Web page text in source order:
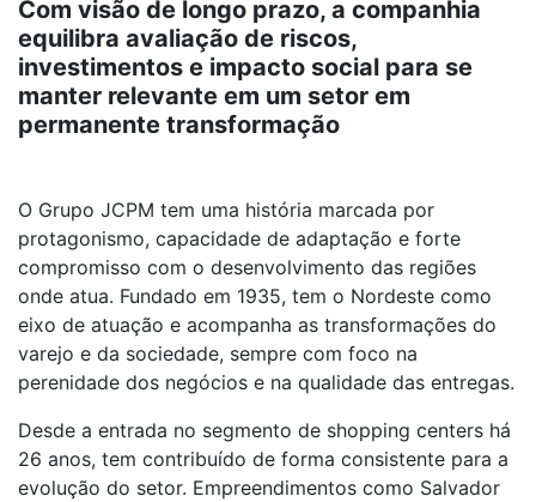
Com visão de longo prazo, a companhia
equilibra avaliação de riscos,
investimentos e impacto social para se
manter relevante em um setor em
permanente transformação
O Grupo JCPM tem uma história marcada por
protagonismo, capacidade de adaptação e forte
compromisso com o desenvolvimento das regiões
onde atua. Fundado em 1935, tem o Nordeste como
eixo de atuação e acompanha as transformações do
varejo e da sociedade, sempre com foco na
perenidade dos negócios e na qualidade das entregas.
Desde a entrada no segmento de shopping centers há
26 anos, tem contribuído de forma consistente para a
evolução do setor. Empreendimentos como Salvador